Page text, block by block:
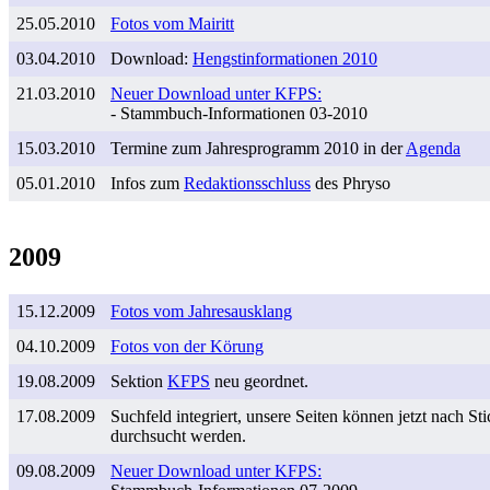
25.05.2010
Fotos vom Mairitt
03.04.2010
Download: Hengstinformationen 2010
21.03.2010
Neuer Download unter KFPS:
- Stammbuch-Informationen 03-2010
15.03.2010
Termine zum Jahresprogramm 2010 in derAgenda
05.01.2010
Infos zum Redaktionsschluss des Phryso
2009
15.12.2009
Fotos vom Jahresausklang
04.10.2009
Fotos von der Körung
19.08.2009
Sektion KFPS neu geordnet.
17.08.2009
Suchfeld integriert, unsere Seiten können jetzt nach
durchsucht werden.
09.08.2009
Neuer Download unter KFPS: